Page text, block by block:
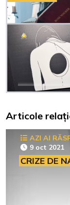
Articole
AZI AI
9 oct 2021
CRIZE DE